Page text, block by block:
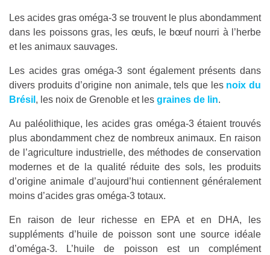
Les acides gras oméga-3 se trouvent le plus abondamment
dans les poissons gras, les œufs, le bœuf nourri à l’herbe
et les animaux sauvages.
Les acides gras oméga-3 sont également présents dans
divers produits d’origine non animale, tels que les noix du
Brésil , les noix de Grenoble et les graines de lin.
Au paléolithique, les acides gras oméga-3 étaient trouvés
plus abondamment chez de nombreux animaux. En raison
de l’agriculture industrielle, des méthodes de conservation
modernes et de la qualité réduite des sols, les produits
d’origine animale d’aujourd’hui contiennent généralement
moins d’acides gras oméga-3 totaux.
En raison de leur richesse en EPA et en DHA, les
suppléments d’huile de poisson sont une source idéale
d’oméga-3. L’huile de poisson est un complément